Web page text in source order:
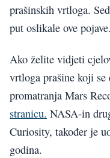
prašinskih vrtloga.
put oslikale ove pojave.
Ako želite vidjeti
vrtloga prašine koji
promatranja Mars
stranicu. NASA-in
Curiosity, također je
godina.